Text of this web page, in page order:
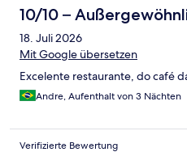
10/10 –
18. Juli 2026
Mit Google übersetzen
Excelente restaurante, do café
Andre, Aufenthalt von 3 Nächten
Verifizierte Bewertung